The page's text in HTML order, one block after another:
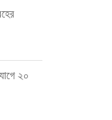
২০